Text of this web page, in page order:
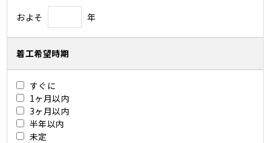
およそ 年
着工希望時期
すぐに
1ヶ月以内
3ヶ月以内
半年以内
未定